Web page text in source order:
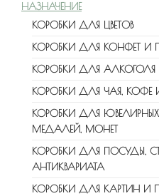
НАЗНАЧЕНИЕ
КОРОБКИ ДЛЯ ЦВЕТОВ
КОРОБКИ ДЛЯ КОНФЕТ И
КОРОБКИ ДЛЯ
КОРОБКИ ДЛЯ ЧАЯ, КОФЕ
КОРОБКИ ДЛЯ
МЕДАЛЕЙ, МОНЕТ
КОРОБКИ ДЛЯ ПОСУДЫ,
АНТИКВАРИАТА
КОРОБКИ ДЛЯ КАРТИН И